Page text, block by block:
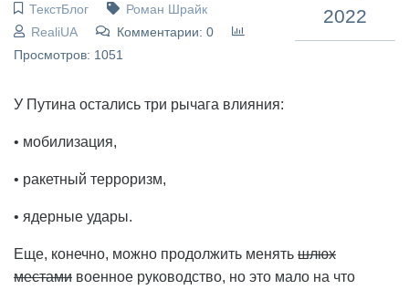
ТекстБлог
Роман Шрайк
RealiUA
Комментарии: 0
Просмотров: 1051
2022
У Путина остались три рычага влияния:
• мобилизация,
• ракетный терроризм,
• ядерные удары.
Еще, конечно, можно продолжить менять шлюх
местами военное руководство, но это мало на что